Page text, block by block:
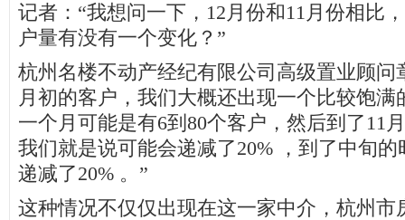
记者：“我想问一下，12月份和11月份相比
户量有没有一个变化？”
杭州名楼不动产经纪有限公司高级置业顾问
月初的客户，我们大概还出现一个比较饱
一个月可能是有6到80个客户，然后到了11
我们就是说可能会递减了20% ，到了中旬
递减了20% 。”
这种情况不仅仅出现在这一家中介，杭州市